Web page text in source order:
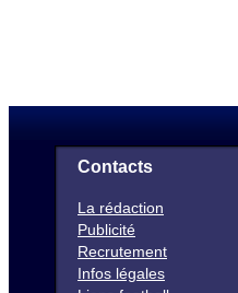
Contacts
La rédaction
Publicité
Recrutement
Infos légales